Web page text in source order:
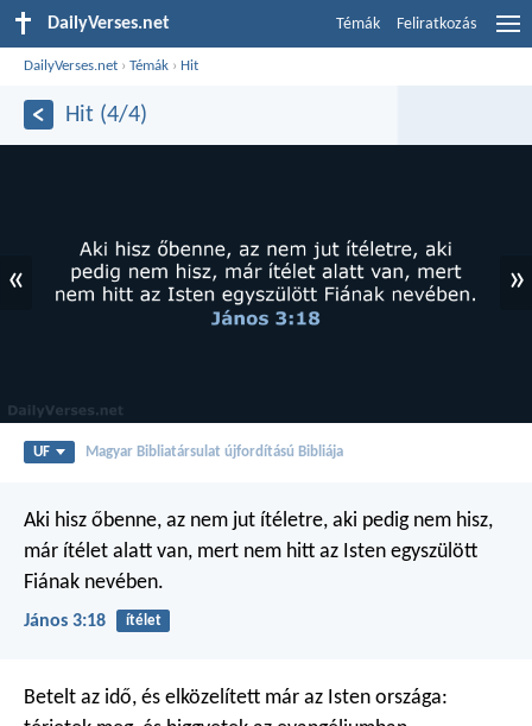
DailyVerses.net Témák Feliratkozás
DailyVerses.net ›Témák › Hit
Hit (4/4)
« »
UF Magyar Bibliatársulat újfordítású Bibliája
Aki hisz őbenne, az nem jut ítéletre, aki pedig nem hisz,
már ítélet alatt van, mert nem hitt az Isten egyszülött
Fiának nevében.
János 3:18 ítélet
Betelt az idő, és elközelített már az Isten országa: